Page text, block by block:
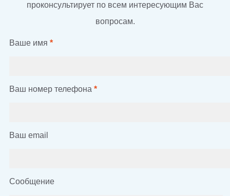
проконсультирует по всем интересующим Вас
вопросам.
Ваше имя *
Ваш номер телефона *
Ваш email
Сообщение